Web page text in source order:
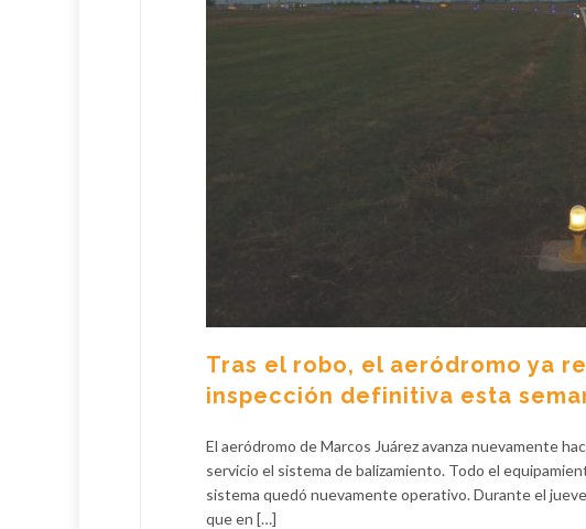
Tras el robo, el aeródromo ya
inspección definitiva esta
El aeródromo de Marcos Juárez avanza nuevamente
servicio el sistema de balizamiento. Todo el
sistema quedó nuevamente operativo. Durante el
que en […]